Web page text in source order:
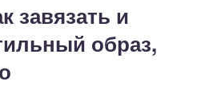
завязать и
образ,